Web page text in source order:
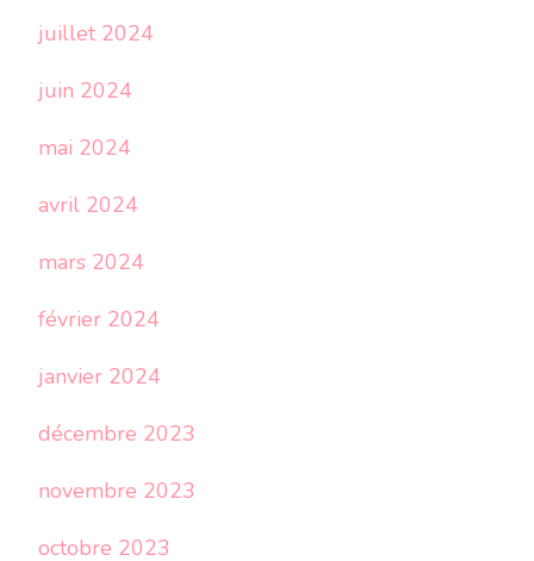
juillet 2024
juin 2024
mai 2024
avril 2024
mars 2024
février 2024
janvier 2024
décembre 2023
novembre 2023
octobre 2023